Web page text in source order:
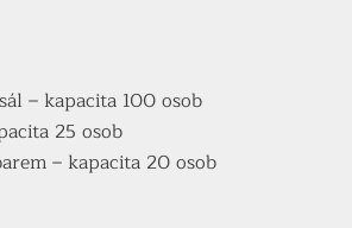
– kapacita 100 osob
25 osob
– kapacita 20 osob